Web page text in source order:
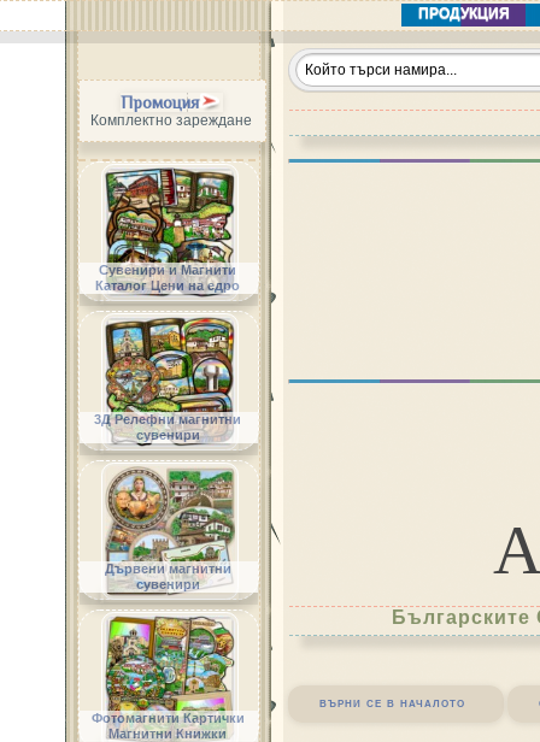
ПРОДУКЦИЯ
върни се в началото
Промоция
Комплектно зареждане
Сувенири и Магнити
Каталог Цени на едро
3Д Релефни магнитни
сувенири
Дървени магнитни
сувенири
Фотомагнити Картички
Магнитни Книжки